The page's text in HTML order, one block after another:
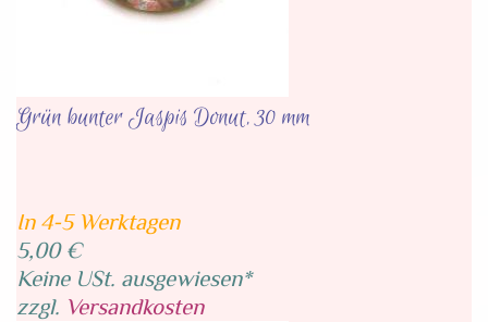
Grün bunter Jaspis Donut, 30 mm
In 4-5 Werktagen
5,00 €
Keine USt. ausgewiesen*
zzgl. Versandkosten